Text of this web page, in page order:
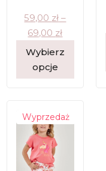
59,00 zł –
69,00 zł
Wybierz
opcje
Wyprzedaż